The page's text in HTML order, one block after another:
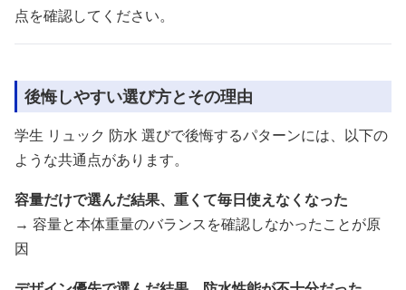
点を確認してください。
後悔しやすい選び方とその理由
学生 リュック 防水 選びで後悔するパターンには、以下の
ような共通点があります。
容量だけで選んだ結果、重くて毎日使えなくなった
→ 容量と本体重量のバランスを確認しなかったことが原
因